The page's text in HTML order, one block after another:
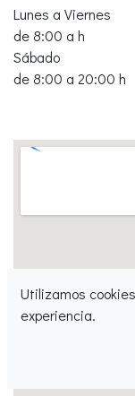
Lunes a Viernes
de 8:00 a h
Sábado
de 8:00 a 20:00 h
Utilizamos
experiencia.